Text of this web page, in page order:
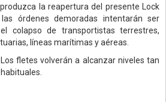
la reapertura del presente Lock
órdenes demoradas intentarán ser
colapso de transportistas terrestres,
líneas marítimas y aéreas.
fletes volverán a alcanzar niveles tan